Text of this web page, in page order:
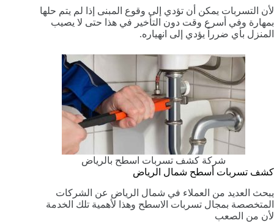
لأن التسربات يمكن أن تؤدي إلى وقوع المبنى إذا لم يتم حلها
بمهارة وفي أسرع وقت دون التأخير في هذا حتى لا يصيب
المنزل بأي ضرراً يؤدي إلى انهياره.
شركة كشف تسربات اسطح بالرياض
كشف تسربات أسطح شمال الرياض
يبحث العديد من العملاء في شمال الرياض عن الشركات
المتخصصة بمجال تسربات الاسطح وهذا لأهمية تلك الخدمة
لأن من الصعب